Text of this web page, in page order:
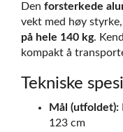
Den forsterkede
vekt med høy
på hele 140 kg.
kompakt å
Tekniske
Mål (utfoldet):
123 cm